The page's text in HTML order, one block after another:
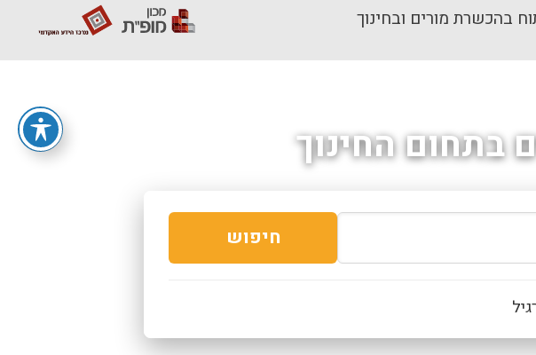
בהכשרת מורים ובחינוך
בתחום החינוך
חיפוש